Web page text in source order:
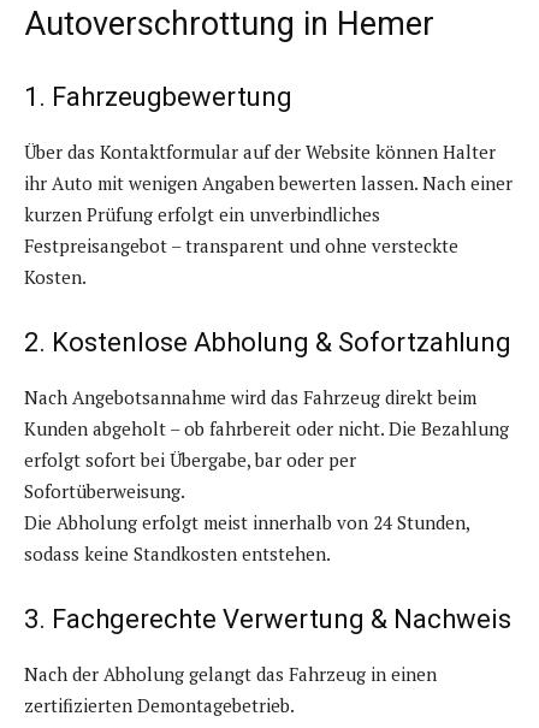
Autoverschrottung in Hemer
1. Fahrzeugbewertung
Über das Kontaktformular auf der Website können Halter
ihr Auto mit wenigen Angaben bewerten lassen. Nach einer
kurzen Prüfung erfolgt ein unverbindliches
Festpreisangebot – transparent und ohne versteckte
Kosten.
2. Kostenlose Abholung & Sofortzahlung
Nach Angebotsannahme wird das Fahrzeug direkt beim
Kunden abgeholt – ob fahrbereit oder nicht. Die Bezahlung
erfolgt sofort bei Übergabe, bar oder per
Sofortüberweisung.
Die Abholung erfolgt meist innerhalb von 24 Stunden,
sodass keine Standkosten entstehen.
3. Fachgerechte Verwertung & Nachweis
Nach der Abholung gelangt das Fahrzeug in einen
zertifizierten Demontagebetrieb.